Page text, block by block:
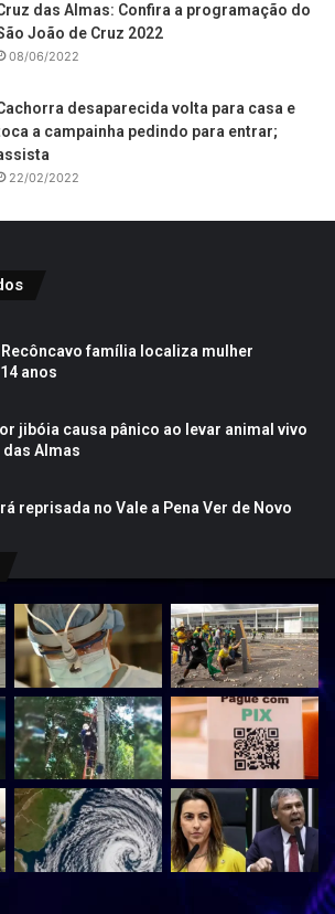
das Almas: Confira a programação do
João de Cruz 2022
08/06/2022
desaparecida volta para casa e
a campainha pedindo para entrar;
22/02/2022
família localiza mulher
anos
jibóia causa pânico ao levar animal vivo
das Almas
reprisada no Vale a Pena Ver de Novo